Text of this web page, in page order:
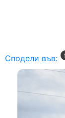
Сподели във: